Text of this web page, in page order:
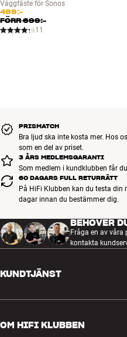
Väggfäste för Sonos
499:-
FÖRR699:-
11
PRISMATCH
Bra ljud ska inte kosta mer. Hos
som en del av priset.
3 ÅRS MEDLEMSGARANTI
Som medlem i kundklubben får
60 DAGARS FULL RETURRÄTT
På HiFi Klubben kan du testa
dagar innan du bestämmer dig.
BEHÖVER
Fråga en av våra
kontakta
KUNDTJÄNST
OM HIFI KLUBBEN